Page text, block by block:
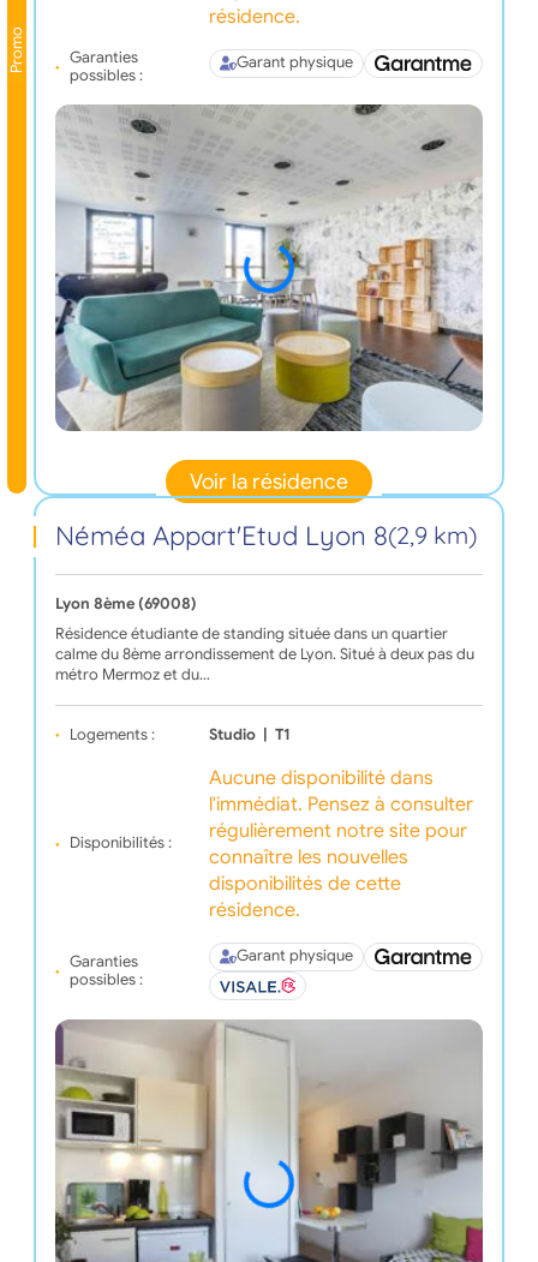
Promo
résidence.
Garanties
possibles :
Garant physique
Voir la résidence
Néméa Appart'Etud Lyon 8(2,9 km)
Lyon 8ème (69008)
Résidence étudiante de standing située dans un quartier
calme du 8ème arrondissement de Lyon. Situé à deux pas du
métro Mermoz et du…
Logements : Studio | T1
Disponibilités :
Aucune disponibilité dans
l'immédiat. Pensez à consulter
régulièrement notre site pour
connaître les nouvelles
disponibilités de cette
résidence.
Garanties
possibles :
Garant physique